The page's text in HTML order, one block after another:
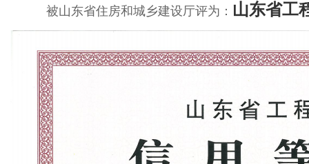
被山东省住房和城乡建设厅评为： 山东省工